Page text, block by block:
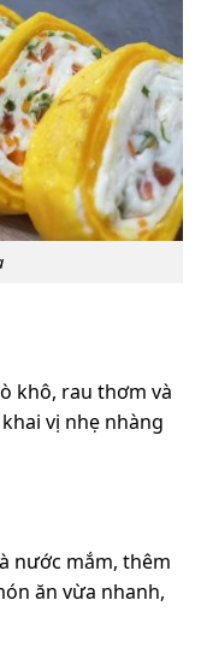
khô, rau thơm và
vị nhẹ nhàng
nước mắm, thêm
ăn vừa nhanh,